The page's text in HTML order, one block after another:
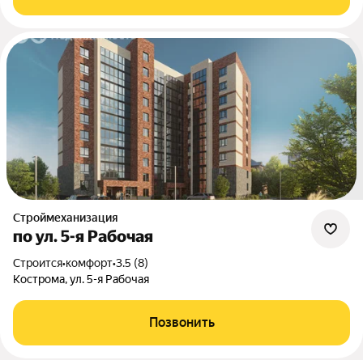
Строймеханизация
по ул. 5-я Рабочая
Строится•комфорт•3.5 (8)
Кострома, ул. 5-я Рабочая
Позвонить